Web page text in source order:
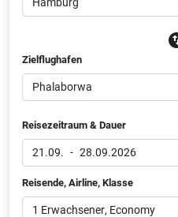
Zielflughafen
Reisezeitraum & Dauer
21.09. - 28.09.2026
Reisende, Airline, Klasse
1 Erwachsener, Economy